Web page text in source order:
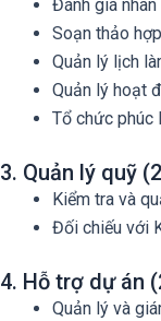
Đánh giá
Soạn thảo
Quản lý lịch
Quản lý hoạt
Tổ chức phúc
3. Quản lý quỹ
Kiểm tra và
Đối chiếu với
4. Hỗ trợ dự án
Quản lý và